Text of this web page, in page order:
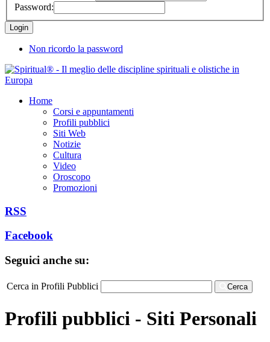
Password:
Non ricordo la password
Home
Corsi e appuntamenti
Profili pubblici
Siti Web
Notizie
Cultura
Video
Oroscopo
Promozioni
RSS
Facebook
Seguici anche su:
Cerca in Profili Pubblici Cerca
Profili pubblici - Siti Personali